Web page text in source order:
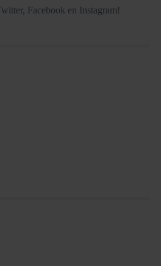
Facebook en Instagram!